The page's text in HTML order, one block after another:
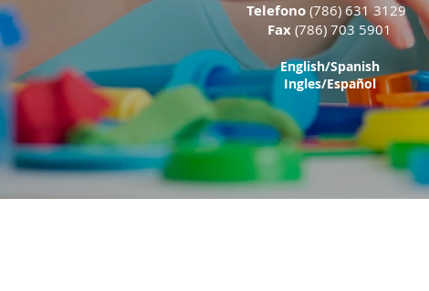
Telefono(786) 631 3129
Fax (786) 703 5901
English/Spanish
Ingles/Español